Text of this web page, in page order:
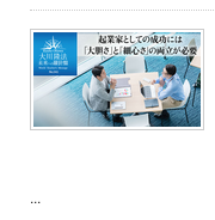
...